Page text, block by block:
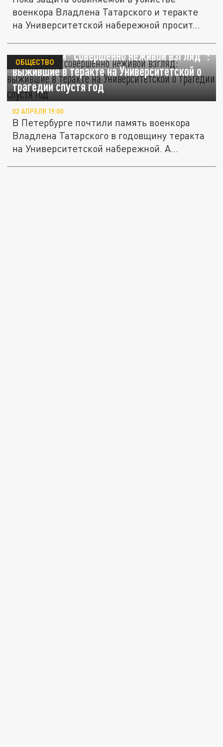
военкора Владлена Татарского и теракте
на Университетской набережной просит...
"У Треповой* совершенно неживой взгляд":
выжившие в теракте на Университетской о
трагедии спустя год
ОБЩЕСТВО
02 АПРЕЛЯ 19:00
В Петербурге почтили память военкора
Владлена Татарского в годовщину теракта
на Университетской набережной. А...